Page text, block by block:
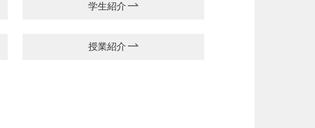
学生紹介
授業紹介